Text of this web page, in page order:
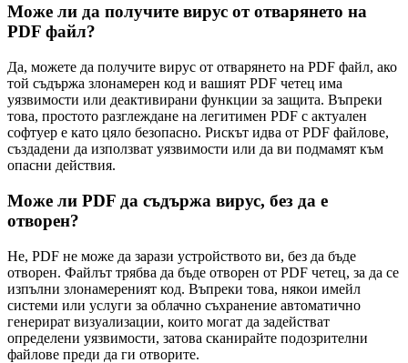
Може ли да получите вирус от отварянето на
PDF файл?
Да, можете да получите вирус от отварянето на PDF файл, ако
той съдържа злонамерен код и вашият PDF четец има
уязвимости или деактивирани функции за защита. Въпреки
това, простото разглеждане на легитимен PDF с актуален
софтуер е като цяло безопасно. Рискът идва от PDF файлове,
създадени да използват уязвимости или да ви подмамят към
опасни действия.
Може ли PDF да съдържа вирус, без да е
отворен?
Не, PDF не може да зарази устройството ви, без да бъде
отворен. Файлът трябва да бъде отворен от PDF четец, за да се
изпълни злонамереният код. Въпреки това, някои имейл
системи или услуги за облачно съхранение автоматично
генерират визуализации, които могат да задействат
определени уязвимости, затова сканирайте подозрителни
файлове преди да ги отворите.